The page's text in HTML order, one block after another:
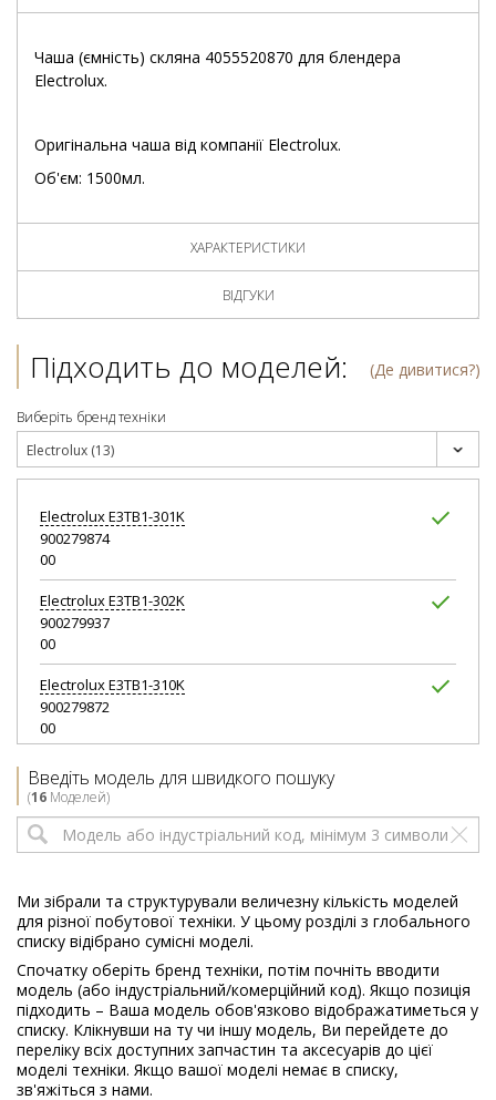
Чаша (ємність) скляна 4055520870 для блендера
Electrolux.
Оригінальна чаша від компанії Electrolux.
Об'єм: 1500мл.
ХАРАКТЕРИСТИКИ
ВІДГУКИ
Підходить до моделей: (Де дивитися?)
Виберіть бренд техніки
Electrolux (13)
ElectroluxE3TB1-301K
900279874
00
ElectroluxE3TB1-302K
900279937
00
ElectroluxE3TB1-310K
900279872
00
Electrolux
900279929
00
ElectroluxE3TB1-310K
00
ElectroluxE3TB1-310K
900279931
00
Electrolux
E3TB1-311K
900279969
00
Введіть модель для швидкого пошуку
(16 Моделей)
Ми зібрали та структурували величезну кількість моделей
для різної побутової техніки. У цьому розділі з глобального
списку відібрано сумісні моделі.
Спочатку оберіть бренд техніки, потім почніть вводити
модель (або індустріальний/комерційний код). Якщо позиція
підходить – Ваша модель обов'язково відображатиметься у
списку. Клікнувши на ту чи іншу модель, Ви перейдете до
переліку всіх доступних запчастин та аксесуарів до цієї
моделі техніки. Якщо вашої моделі немає в списку,
зв'яжіться з нами.